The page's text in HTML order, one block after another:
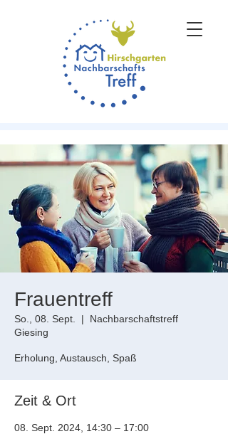
Frauentreff
So., 08. Sept.
  |
Nachbarschaftstreff
Giesing
Erholung, Austausch, Spaß
Zeit & Ort
08. Sept. 2024, 14:30 – 17:00